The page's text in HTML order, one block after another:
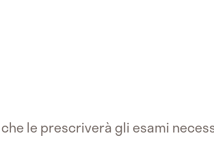
che le prescriverà gli esami